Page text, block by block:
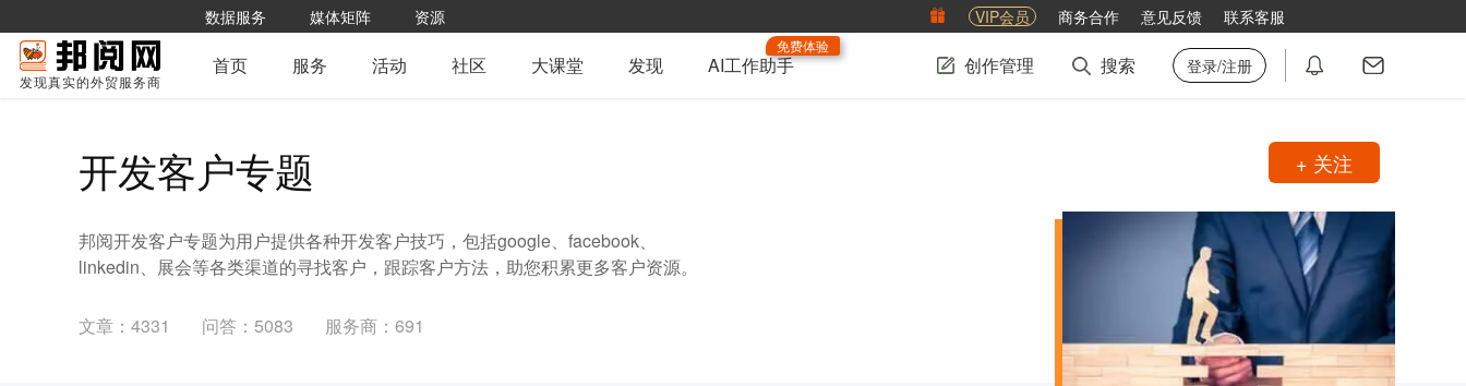
数据服务 媒体矩阵 资源 VIP会员 商务合作 意见反馈 联系客服
发现真实的外贸服务商
首页 服务 活动 社区 大课堂 发现 AI工作助手
免费体验
创作管理 搜索 登录/注册
开发客户专题
邦阅开发客户专题为用户提供各种开发客户技巧，包括google、facebook、
linkedin、展会等各类渠道的寻找客户，跟踪客户方法，助您积累更多客户资源。
文章：4331 问答：5083 服务商：691
+ 关注